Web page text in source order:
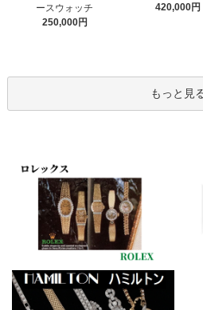
ースウォッチ
250,000円
420,000円
もっと見